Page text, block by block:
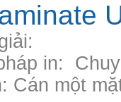
in:
Cán một